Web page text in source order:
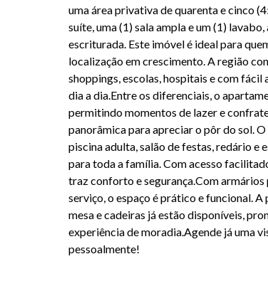
uma área privativa de quarenta e cinco
suíte, uma (1) sala ampla e um (1)
escriturada. Este imóvel é ideal para
localização em crescimento. A região
shoppings, escolas, hospitais e com
dia a dia.Entre os diferenciais, o
permitindo momentos de lazer e
panorâmica para apreciar o pôr do sol.
piscina adulta, salão de festas, redário e
para toda a família. Com acesso
traz conforto e segurança.Com armários
serviço, o espaço é prático e funcional.
mesa e cadeiras já estão disponíveis,
experiência de moradia.Agende já uma
pessoalmente!